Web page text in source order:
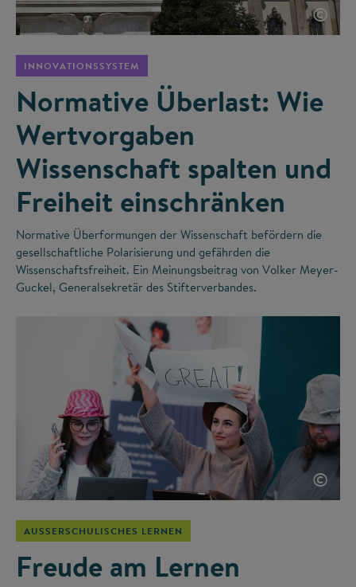
©
INNOVATIONSSYSTEM
Normative Überlast: Wie
Wertvorgaben
Wissenschaft spalten und
Freiheit einschränken
Normative Überformungen der Wissenschaft befördern die
gesellschaftliche Polarisierung und gefährden die
Wissenschaftsfreiheit. Ein Meinungsbeitrag von Volker Meyer-
Guckel, Generalsekretär des Stifterverbandes.
©
AUSSERSCHULISCHES LERNEN
Freude am Lernen